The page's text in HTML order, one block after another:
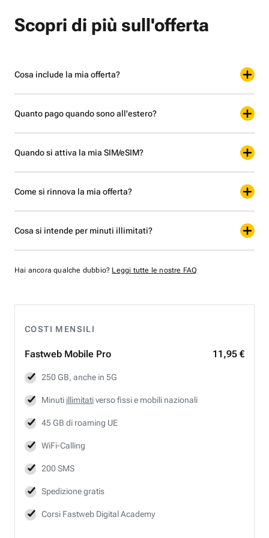
COSTI MENSILI
Fastweb Mobile Pro 11,95 €
250 GB, anche in 5G
Minuti illimitativerso fissi e mobili nazionali
45 GB di roaming UE
WiFi-Calling
200 SMS
Spedizione gratis
Corsi Fastweb Digital Academy
Scopri di più sull'offerta
Cosa include la mia offerta?
Quanto pago quando sono all'estero?
Quando si attiva la mia SIM/eSIM?
Come si rinnova la mia offerta?
Cosa si intende per minuti illimitati?
Hai ancora qualche dubbio? Leggi tutte le nostre FAQ